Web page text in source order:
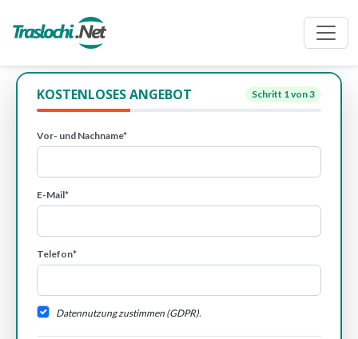
KOSTENLOSES ANGEBOT Schritt 1von 3
Vor- und Nachname*
E-Mail*
Telefon*
Datennutzung zustimmen (GDPR).